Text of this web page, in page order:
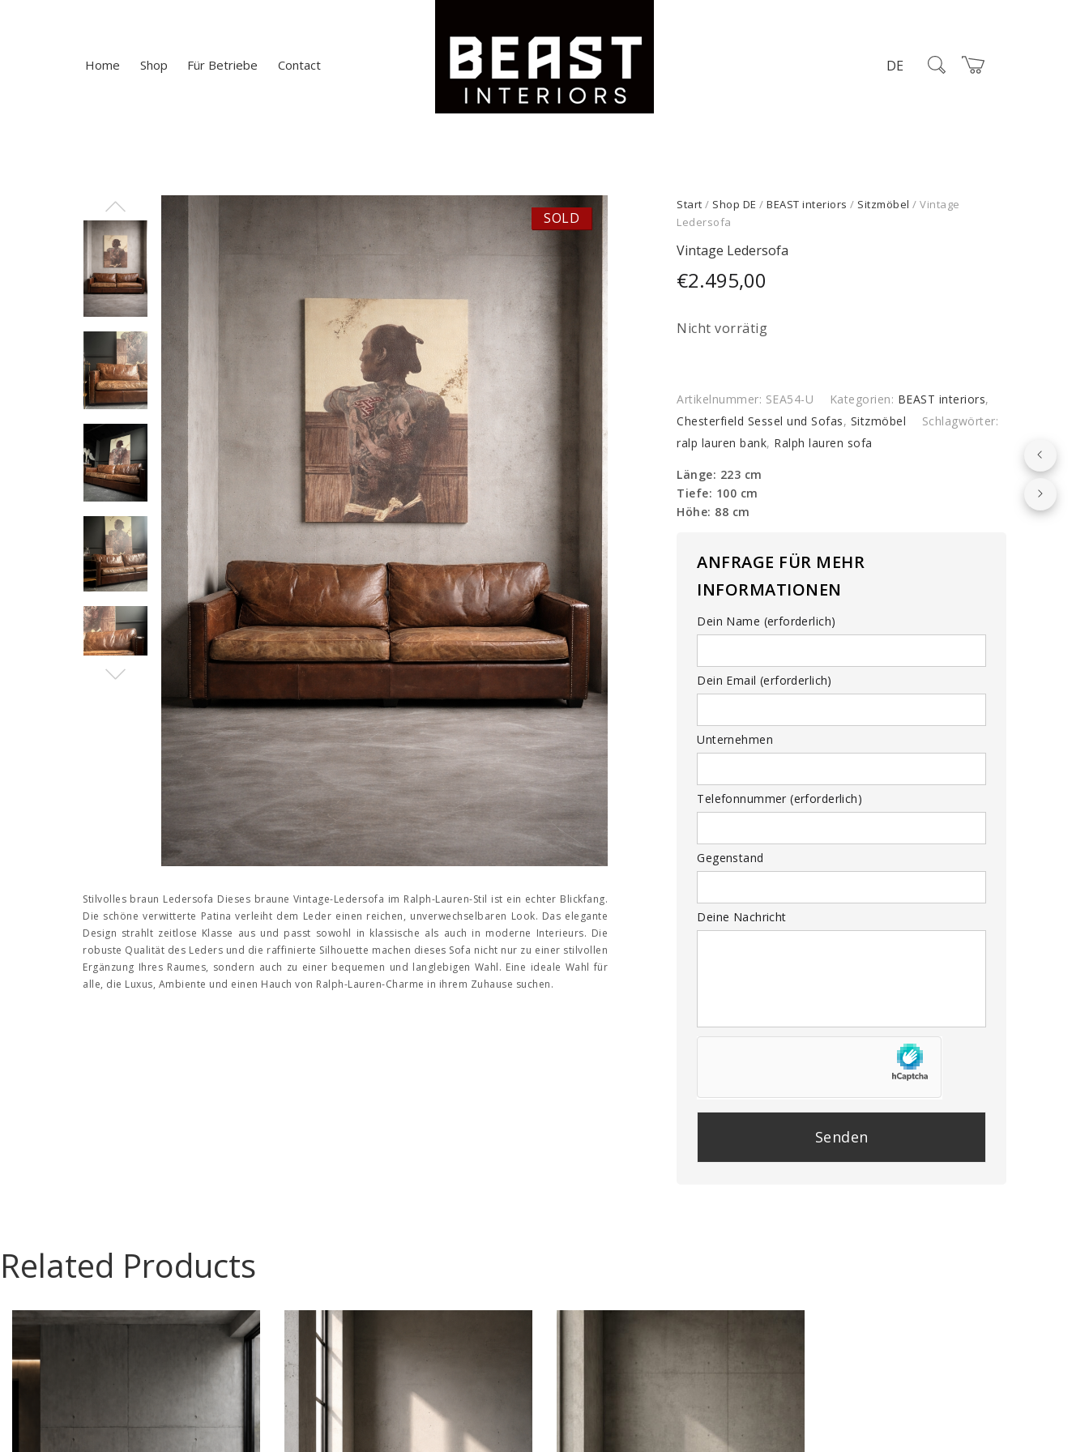
Home Shop Für Betriebe Contact DE
SOLD
Stilvolles braun Ledersofa Dieses braune Vintage-Ledersofa im Ralph-Lauren-Stil ist ein echter Blickfang.
Die schöne verwitterte Patina verleiht dem Leder einen reichen, unverwechselbaren Look. Das elegante
Design strahlt zeitlose Klasse aus und passt sowohl in klassische als auch in moderne Interieurs. Die
robuste Qualität des Leders und die raffinierte Silhouette machen dieses Sofa nicht nur zu einer stilvollen
Ergänzung Ihres Raumes, sondern auch zu einer bequemen und langlebigen Wahl. Eine ideale Wahl für
alle, die Luxus, Ambiente und einen Hauch von Ralph-Lauren-Charme in ihrem Zuhause suchen.
Start / Shop DE /BEAST interiors / Sitzmöbel / Vintage
Ledersofa
Vintage Ledersofa
€2.495,00
Nicht vorrätig
Artikelnummer: SEA54-U Kategorien: BEAST interiors,
Chesterfield Sessel und Sofas, Sitzmöbel
Schlagwörter:
ralp lauren bank, Ralph lauren sofa
Länge: 223 cm
Tiefe: 100 cm
Höhe: 88 cm
ANFRAGE FÜR MEHR
INFORMATIONEN
Dein Name (erforderlich)
Dein Email (erforderlich)
Unternehmen
Telefonnummer (erforderlich)
Gegenstand
Deine Nachricht
Related Products